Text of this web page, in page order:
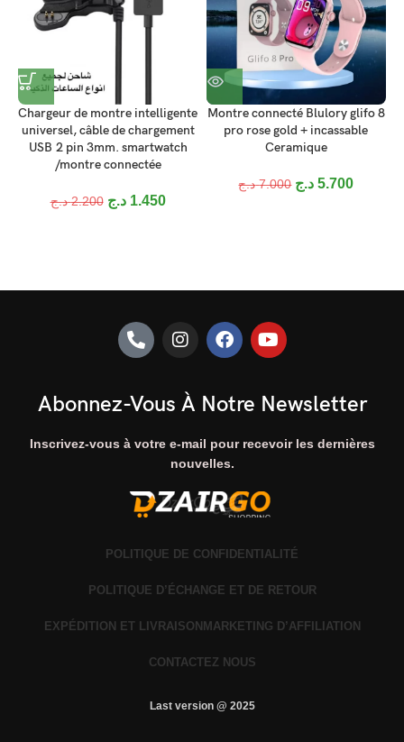
Chargeur de montre intelligente
universel, câble de chargement
USB 2 pin 3mm. smartwatch
/montre connectée
2.200 د.ج 1.450 د.ج
Montre connecté Blulory glifo 8
pro rose gold + incassable
Ceramique
7.000 د.ج 5.700 د.ج
Abonnez-Vous À Notre Newsletter
Inscrivez-vous à votre e-mail pour recevoir les dernières
nouvelles.
POLITIQUE DE CONFIDENTIALITÉ
POLITIQUE D’ÉCHANGE ET DE RETOUR
EXPÉDITION ET LIVRAISON MARKETING D’AFFILIATION
CONTACTEZ NOUS
Last version @ 2025